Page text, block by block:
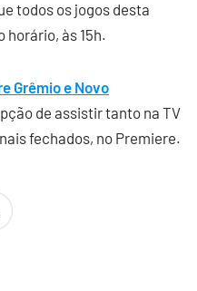
todos os jogos desta
horário, às 15h.
Grêmio e Novo
de assistir tanto na TV
fechados, no Premiere.